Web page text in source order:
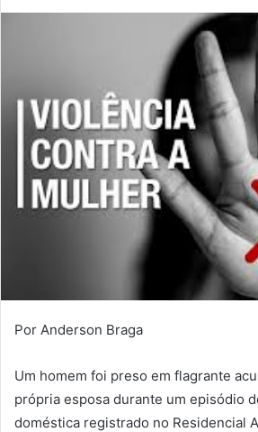
Por Anderson Braga
Um homem foi preso em flagrante
própria esposa durante um episódio
doméstica registrado no Residencial